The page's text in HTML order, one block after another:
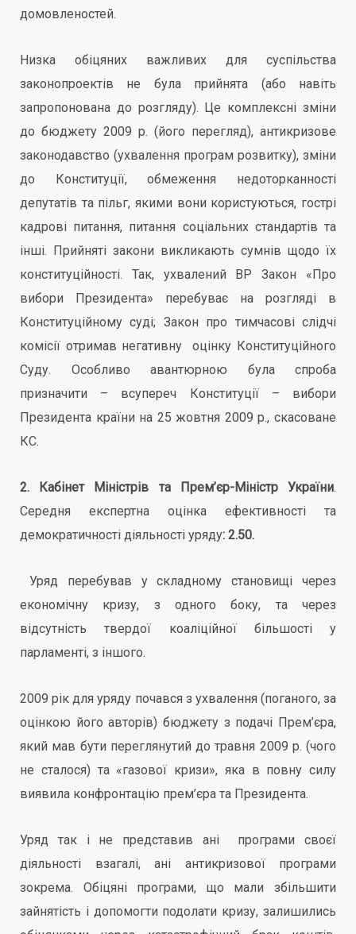
домовленостей.
Низка обіцяних важливих для суспільства
законопроектів не була прийнята (або навіть
запропонована до розгляду). Це комплексні зміни
до бюджету 2009 р. (його перегляд), антикризове
законодавство (ухвалення програм розвитку), зміни
до Конституції, обмеження недоторканності
депутатів та пільг, якими вони користуються, гострі
кадрові питання, питання соціальних стандартів та
інші. Прийняті закони викликають сумнів щодо їх
конституційності. Так, ухвалений ВР Закон «Про
вибори Президента» перебуває на розгляді в
Конституційному суді; Закон про тимчасові слідчі
комісії отримав негативну оцінку Конституційного
Суду. Особливо авантюрною була спроба
призначити – всупереч Конституції – вибори
Президента країни на 25 жовтня 2009 р., скасоване
КС.
2. Кабінет Міністрів та Прем’єр-Міністр України.
Середня експертна оцінка ефективності та
демократичності діяльності уряду: 2.50.
Уряд перебував у складному становищі через
економічну кризу, з одного боку, та через
відсутність твердої коаліційної більшості у
парламенті, з іншого.
2009 рік для уряду почався з ухвалення (поганого, за
оцінкою його авторів) бюджету з подачі Прем’єра,
який мав бути переглянутий до травня 2009 р. (чого
не сталося) та «газової кризи», яка в повну силу
виявила конфронтацію прем’єра та Президента.
Уряд так і не представив ані програми своєї
діяльності взагалі, ані антикризової програми
зокрема. Обіцяні програми, що мали збільшити
зайнятість і допомогти подолати кризу, залишились